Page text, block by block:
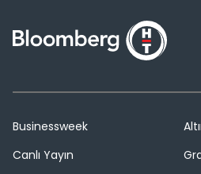
Businessweek
Canlı Yayın